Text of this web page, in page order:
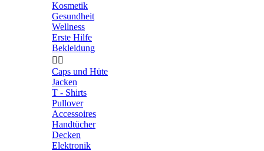
Kosmetik
Gesundheit
Wellness
Erste Hilfe
Bekleidung
 
Caps und Hüte
Jacken
T - Shirts
Pullover
Accessoires
Handtücher
Decken
Elektronik